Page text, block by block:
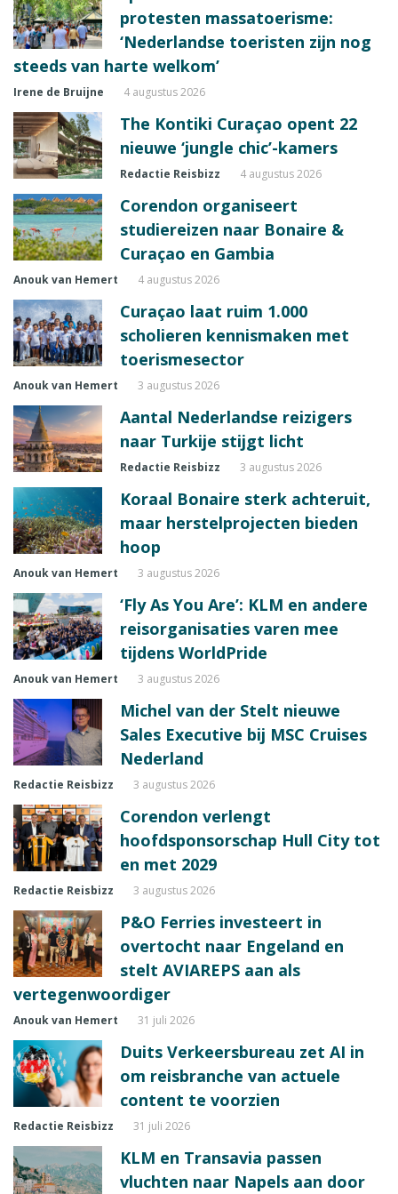
protesten massatoerisme:
‘Nederlandse toeristen zijn nog
steeds van harte welkom’
Irene de Bruijne 4 augustus 2026
The Kontiki Curaçao opent 22
nieuwe ‘jungle chic’-kamers
Redactie Reisbizz 4 augustus 2026
Corendon organiseert
studiereizen naar Bonaire &
Curaçao en Gambia
Anouk van Hemert 4 augustus 2026
Curaçao laat ruim 1.000
scholieren kennismaken met
toerismesector
Anouk van Hemert 3 augustus 2026
Aantal Nederlandse reizigers
naar Turkije stijgt licht
Redactie Reisbizz 3 augustus 2026
Koraal Bonaire sterk achteruit,
maar herstelprojecten bieden
hoop
Anouk van Hemert 3 augustus 2026
‘Fly As You Are’: KLM en andere
reisorganisaties varen mee
tijdens WorldPride
Anouk van Hemert 3 augustus 2026
Michel van der Stelt nieuwe
Sales Executive bij MSC Cruises
Nederland
Redactie Reisbizz 3 augustus 2026
Corendon verlengt
hoofdsponsorschap Hull City tot
en met 2029
Redactie Reisbizz 3 augustus 2026
P&O Ferries investeert in
overtocht naar Engeland en
stelt AVIAREPS aan als
vertegenwoordiger
Anouk van Hemert 31 juli 2026
Duits Verkeersbureau zet AI in
om reisbranche van actuele
content te voorzien
Redactie Reisbizz 31 juli 2026
KLM en Transavia passen
vluchten naar Napels aan door